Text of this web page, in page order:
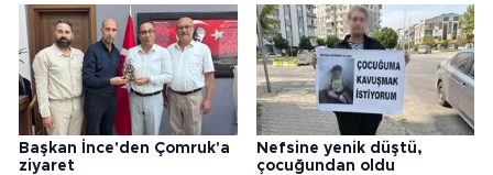
Başkan İnce'den Çomruk'a
ziyaret
Nefsine yenik düştü,
çocuğundan oldu